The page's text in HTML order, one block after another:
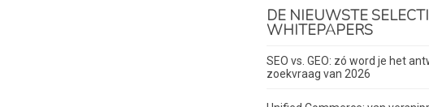
DE NIEUWSTE
WHITEPAPERS
SEO vs. GEO: zó word je het
zoekvraag van 2026